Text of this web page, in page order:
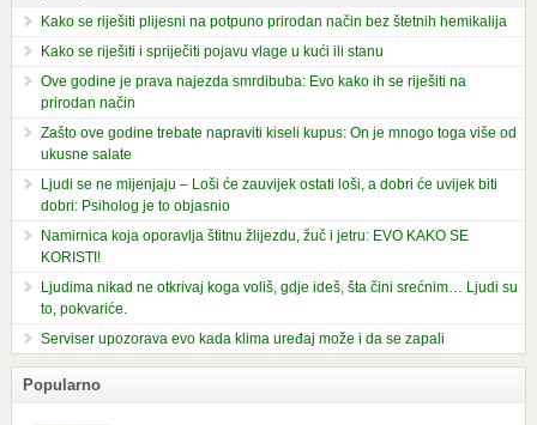
Kako se riješiti plijesni na potpuno prirodan način bez štetnih hemikalija
Kako se riješiti i spriječiti pojavu vlage u kući ili stanu
Ove godine je prava najezda smrdibuba: Evo kako ih se riješiti na
prirodan način
Zašto ove godine trebate napraviti kiseli kupus: On je mnogo toga više od
ukusne salate
Ljudi se ne mijenjaju – Loši će zauvijek ostati loši, a dobri će uvijek biti
dobri: Psiholog je to objasnio
Namirnica koja oporavlja štitnu žlijezdu, žuč i jetru: EVO KAKO SE
KORISTI!
Ljudima nikad ne otkrivaj koga voliš, gdje ideš, šta čini srećnim… Ljudi su
to, pokvariće.
Serviser upozorava evo kada klima uređaj može i da se zapali
Popularno